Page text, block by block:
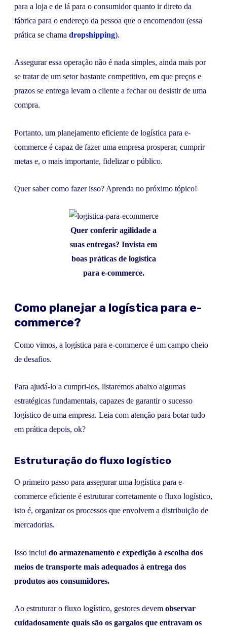
para a loja e de lá para o consumidor quanto ir direto da
fábrica para o endereço da pessoa que o encomendou (essa
prática se chama dropshipping).
Assegurar essa operação não é nada simples, ainda mais por
se tratar de um setor bastante competitivo, em que preços e
prazos se entrega levam o cliente a fechar ou desistir de uma
compra.
Portanto, um planejamento eficiente de logística para e-
commerce é capaz de fazer uma empresa prosperar, cumprir
metas e, o mais importante, fidelizar o público.
Quer saber como fazer isso? Aprenda no próximo tópico!
Quer conferir agilidade a
suas entregas? Invista em
boas práticas de logística
para e-commerce.
Como planejar a logística para e-
commerce?
Como vimos, a logística para e-commerce é um campo cheio
de desafios.
Para ajudá-lo a cumpri-los, listaremos abaixo algumas
estratégicas fundamentais, capazes de garantir o sucesso
logístico de uma empresa. Leia com atenção para botar tudo
em prática depois, ok?
Estruturação do fluxo logístico
O primeiro passo para assegurar uma logística para e-
commerce eficiente é estruturar corretamente o fluxo logístico,
isto é, organizar os processos que envolvem a distribuição de
mercadorias.
Isso inclui do armazenamento e expedição à escolha dos
meios de transporte mais adequados à entrega dos
produtos aos consumidores.
Ao estruturar o fluxo logístico, gestores devem observar
cuidadosamente quais são os gargalos que entravam os